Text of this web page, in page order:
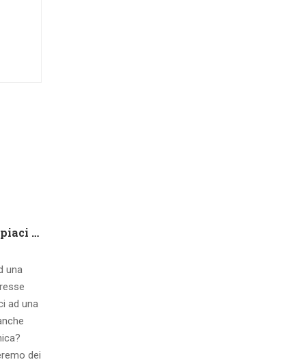
Che tipo di capire qualora piaci ad una ragazza contatto 8 segnali d’interesse inconsci
una
ad una
dei